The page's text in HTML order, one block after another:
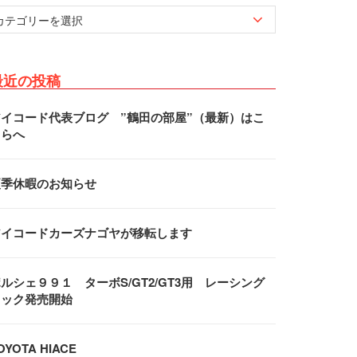
の投稿
コード代表ブログ ”鶴田の部屋”（最新）はこ
へ
休暇のお知らせ
コードカーズナゴヤが移転します
シェ９９１ ターボS/GT2/GT3用 レーシング
ク発売開始
HIACE